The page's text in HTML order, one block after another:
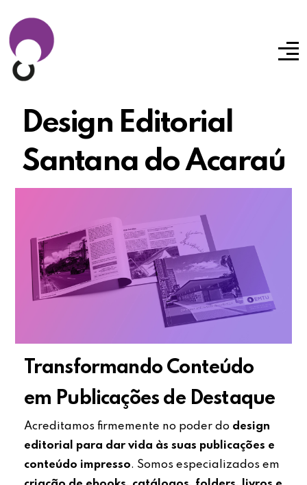
Design Editorial
Santana do Acaraú
Transformando Conteúdo
em Publicações de Destaque
Acreditamos firmemente no poder do design
editorial para dar vida às suas publicações e
conteúdo impresso. Somos especializados em